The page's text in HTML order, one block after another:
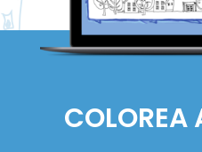
COLOREA